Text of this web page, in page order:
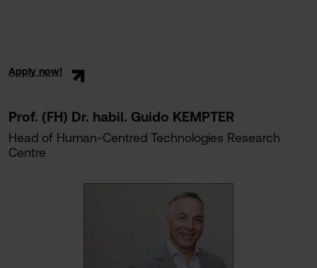
Apply now!
Prof. (FH) Dr. habil. Guido KEMPTER
Head of Human-Centred Technologies Research
Centre